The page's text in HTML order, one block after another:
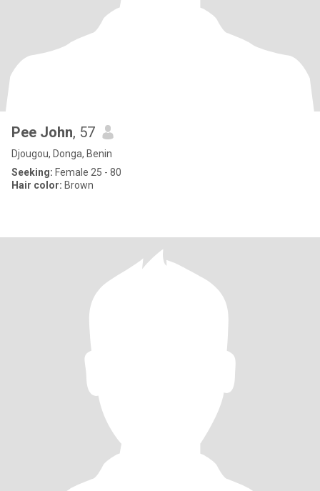
Pee John, 57
Djougou, Donga, Benin
Seeking: Female 25 - 80
Hair color: Brown